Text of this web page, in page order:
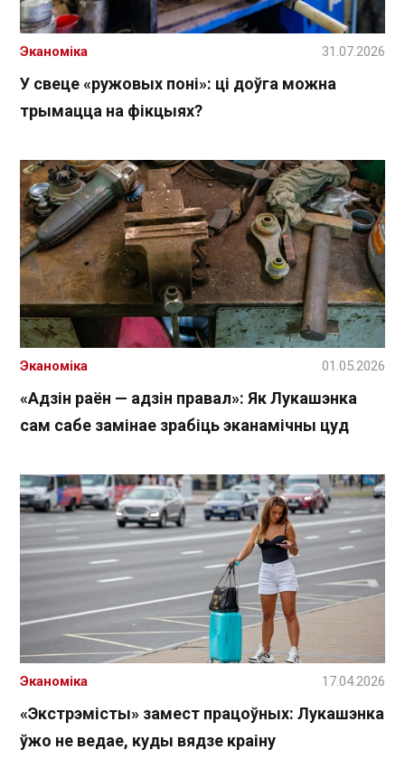
У свеце «ружовых поні»: ці доўга можна
трымацца на фікцыях?
Эканоміка 31.07.2026
«Адзін раён — адзін правал»: Як Лукашэнка
сам сабе замінае зрабіць эканамічны цуд
Эканоміка 01.05.2026
«Экстрэмісты» замест працоўных: Лукашэнка
ўжо не ведае, куды вядзе краіну
Эканоміка 17.04.2026